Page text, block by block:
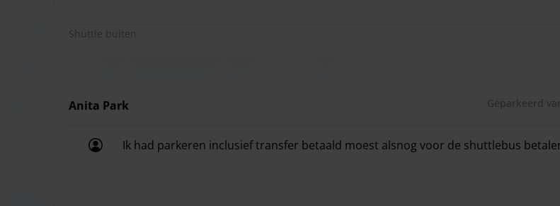
Handig en vooraf via onze
van lijn 490:
Dienstregeling Lijn 490 - Richting Dortmund Aplerbeck (PDF), geldig vanaf 30.03.2025
Shuttle buiten
Anita Park Geparkeerd
Ik had parkeren inclusief transfer betaald moest alsnog voor de shuttlebus